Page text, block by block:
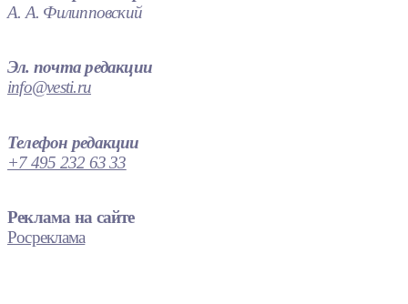
А. А. Филипповский
Эл. почта редакции
info@vesti.ru
Телефон редакции
+7 495 232 63 33
Реклама на сайте
Росреклама